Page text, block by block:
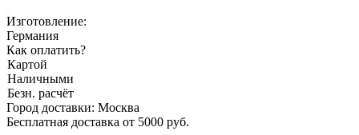
Изготовление:
Германия
Как оплатить?
Картой
Наличными
Безн. расчёт
Город доставки: Москва
Бесплатная доставка от 5000 руб.